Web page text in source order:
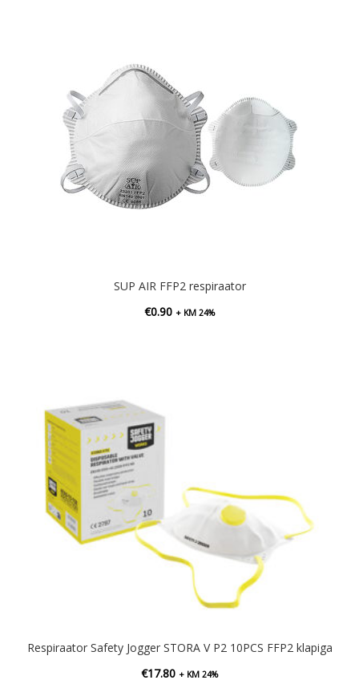
SUP AIR FFP2 respiraator
€0.90 + KM 24%
Respiraator Safety Jogger STORA V P2 10PCS FFP2 klapiga
€17.80 + KM 24%